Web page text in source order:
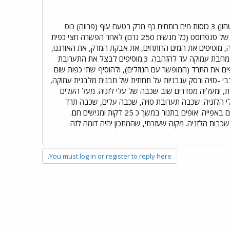
המצרכים הדרושים: חבילת דפי לזניה (ללא צורך בבישול) כוס וחצי גבינה צהובה מגוררת כוס וחצי שבבי -סויה(טחון) 3 כוסות מים רותחים כף מרק בטעם עוף (פרווה) כוס
גדולה רסק עגבניות (250 גרם) כפית סוכר כפית אורגנו 4 כפות שום כתוש 4 בצלים גדולים 2 מגשיות תרד קפוא של סנפרוסט (כל מגשית 250 גרם) לאחר הפשרה חצי כפית
ל 200 מעלות. 1.שופכים את שבבי הסויה לקערה, מוסיפים את המים הרותחים, את אבקת המרק, את האורגנו,
את רסק העגבניות, את הסוכר וכן שתי כפות שום כתוש, ומערבבים. 2.קוצצים את הבצל, ומטגנים חצי מהכמות במחבת עמוקה עד להזהבה. 3.מוסיפים לבצל את התערובת
עמוקה. מוסיפים את התרד (המופשר עם הנוזלים), ולהוסיף שתי כפות שום
5.יוצקים באמצעות מצקת שכבה של שבבי -סויה ורסק עגבניות על תחתית של תבנית מלבנית עמוקה,
ומעליה מסדרים שוב שכבה של עלי לזניה. מעל העלים
הלזניה: שכבה תערובת סויה, שכבה עלים, שכבה תרד
וגבינה מגוררת, שכבה עלים וחוזר חלילה. על עלי הלזניה להיות ספוגי היטב בנוזלים, מה שמאפשר את התרככותם באפייה. אופים בתנור במשך כ 25 דקות ומגישים חם.
הלזניה. מקוה שעזרתי, שהמתכון יהיה דומה לזה
You must log in or register to reply here.